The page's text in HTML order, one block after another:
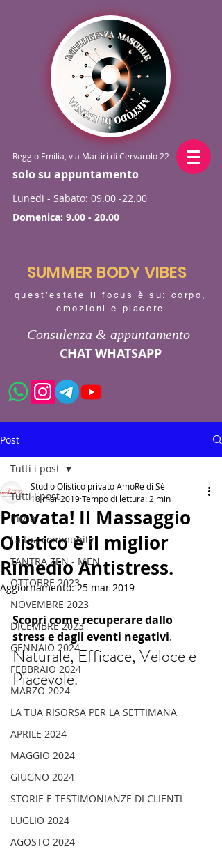
Lunedi - Sabato: 09.00 -22.00
Domenica: 9.00 - 20.00
Reggio Emilia, via Martiri di Cervarolo 22
solo su appuntamento
SUMMER BODY VIBES
quest’estate il focus è su: corpo,
emozioni e piacere
Consulenza & appuntamento
CHAT WHATSAPP
Post
Tutti i post
Inizia
La tua community
TANTRA ZEN - MEN
OTTOBRE 2023
NOVEMBRE 2023
DICEMBRE 2023
GENNAIO 2024
FEBBRAIO 2024
MARZO 2024
LA TUA RISORSA PER LA SETTIMANA
APRILE 2024
MAGGIO 2024
GIUGNO 2024
STORIE E TESTIMONIANZE DI CLIENTI
LUGLIO 2024
AGOSTO 2024
Tutti i post
Provata! Il Massaggio
Olistico è il miglior
Rimedio Antistress.
Studio Olistico privato AmoRe di Sè
18 mar 2019Tempo di lettura: 2 min
Aggiornamento:25 mar 2019
Scopri come recuperare dallo
stress e dagli eventi negativi.
Naturale, Efficace, Veloce e
Piacevole.